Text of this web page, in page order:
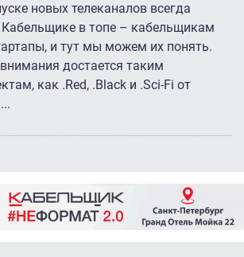
новых телеканалов всегда
в топе – кабельщикам
и тут мы можем их понять.
достается таким
как .Red, .Black и .Sci-Fi от